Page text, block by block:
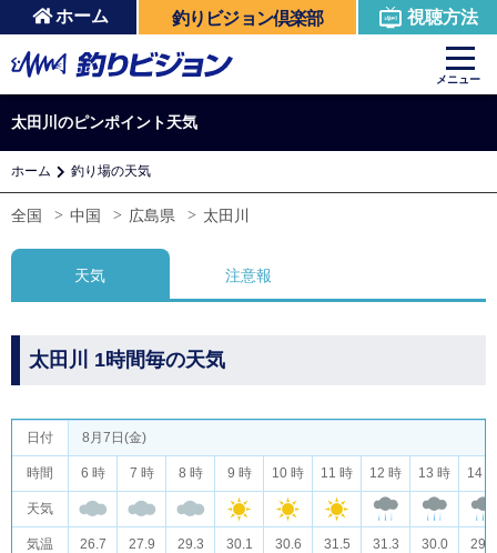
ホーム 釣りビジョン倶楽部 視聴方法
メニュー
太田川のピンポイント天気
ホーム 釣り場の天気
全国 中国 広島県 太田川
天気 注意報
太田川 1時間毎の天気
日付
時間
天気
気温
8月7日(金)
6 時 7 時 8 時 9 時 10 時 11 時 12 時 13 時 14
26.7 27.9 29.3 30.1 30.6 31.5 31.3 30.0 29.4